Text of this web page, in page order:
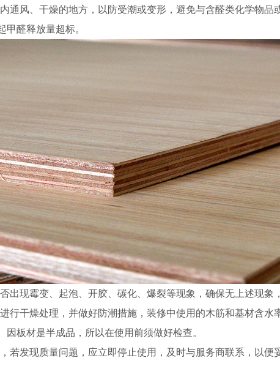
风、干燥的地方，以防受潮或变形，避免与含醛类化学物品
甲醛释放量超标。
现霉变、起泡、开胶、碳化、爆裂等现象，确保无上述现象
干燥处理，并做好防潮措施，装修中使用的木筋和基材含水
板材是半成品，所以在使用前须做好检查。
发现质量问题，应立即停止使用，及时与服务商联系，以便